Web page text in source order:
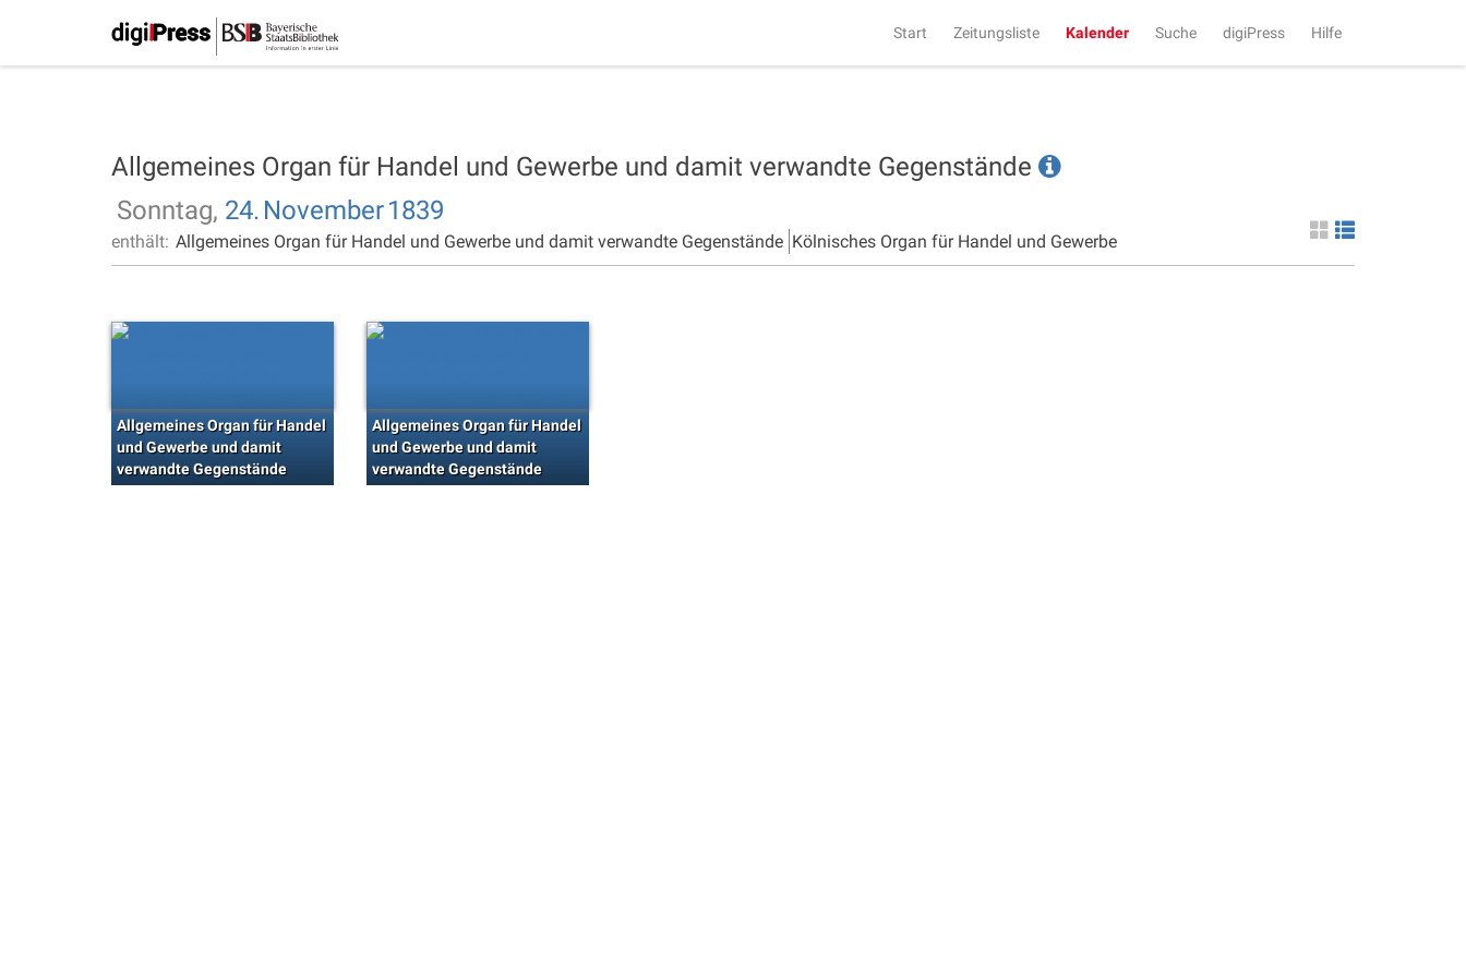
Start Zeitungsliste Kalender Suche digiPress Hilfe
Allgemeines Organ für Handel und Gewerbe und damit verwandte Gegenstände
Sonntag, 24. November1839
enthält: Allgemeines Organ für Handel und Gewerbe und damit verwandte Gegenstände Kölnisches Organ für Handel und Gewerbe
Allgemeines Organ für Handel
und Gewerbe und damit
verwandte Gegenstände
Allgemeines Organ für Handel
und Gewerbe und damit
verwandte Gegenstände